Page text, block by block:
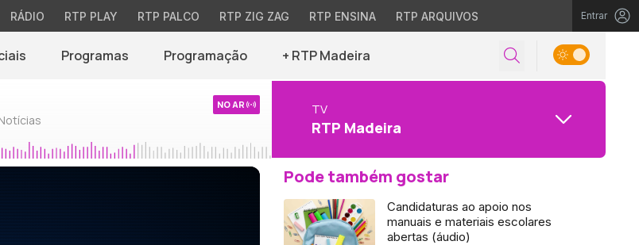
RÁDIO RTP PLAY RTP PALCO RTP ZIG ZAG RTP ENSINA RTP ARQUIVOS Entrar
Programas Programação + RTP Madeira
NO AR TV
RTP Madeira
Pode também gostar
Candidaturas ao apoio nos
manuais e materiais escolares
abertas (áudio)